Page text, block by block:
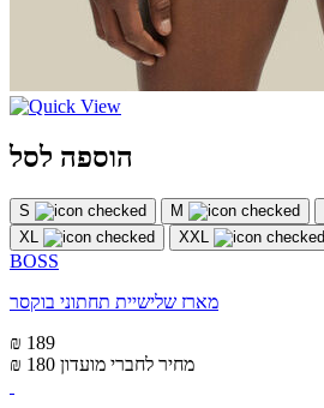
הוספה לסל
S M
XL
XXL
BOSS
מארז שלישיית תחתוני בוקסר
₪ 189
₪ 180 מחיר לחברי מועדון